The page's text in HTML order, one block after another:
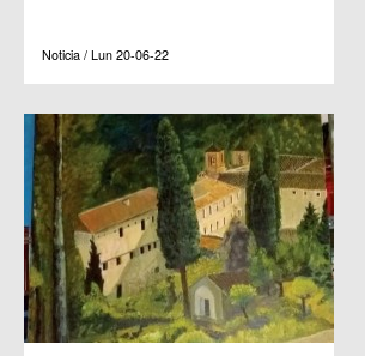
Noticia / Lun 20-06-22